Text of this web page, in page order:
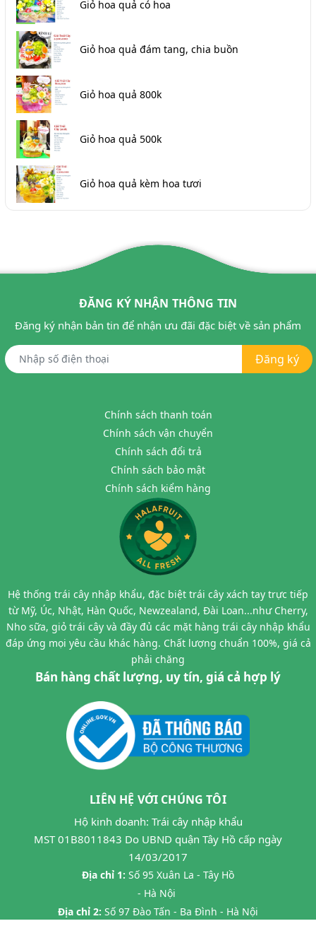
Giỏ hoa quả có hoa
Giỏ hoa quả đám tang, chia buồn
Giỏ hoa quả 800k
Giỏ hoa quả 500k
Giỏ hoa quả kèm hoa tươi
ĐĂNG KÝ NHẬN THÔNG TIN
Đăng ký nhận bản tin để nhận ưu đãi đặc biệt về sản phẩm
Đăng ký
Chính sách thanh toán
Chính sách vận chuyển
Chính sách đổi trả
Chính sách bảo mật
Chính sách kiểm hàng
Hệ thống trái cây nhập khẩu, đặc biệt trái cây xách tay trực tiếp
từ Mỹ, Úc, Nhật, Hàn Quốc, Newzealand, Đài Loan...như Cherry,
Nho sữa, giỏ trái cây và đầy đủ các mặt hàng trái cây nhập khẩu
đáp ứng mọi yêu cầu khác hàng. Chất lượng chuẩn 100%, giá cả
phải chăng
Bán hàng chất lượng, uy tín, giá cả hợp lý
LIÊN HỆ VỚI CHÚNG TÔI
Hộ kinh doanh: Trái cây nhập khẩu
MST 01B8011843 Do UBND quận Tây Hồ cấp ngày
14/03/2017
Địa chỉ 1: Số 95 Xuân La - Tây Hồ
- Hà Nội
Địa chỉ 2: Số 97 Đào Tấn - Ba Đình - Hà Nội